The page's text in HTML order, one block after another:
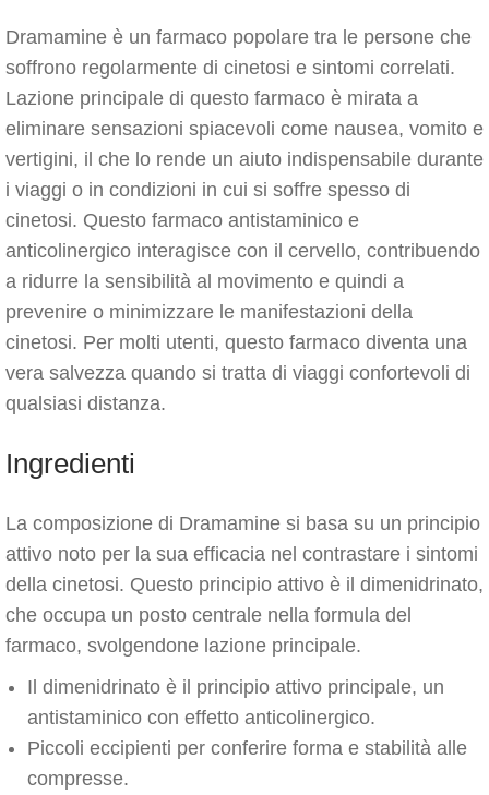
Dramamine è un farmaco popolare tra le persone che
soffrono regolarmente di cinetosi e sintomi correlati.
Lazione principale di questo farmaco è mirata a
eliminare sensazioni spiacevoli come nausea, vomito e
vertigini, il che lo rende un aiuto indispensabile durante
i viaggi o in condizioni in cui si soffre spesso di
cinetosi. Questo farmaco antistaminico e
anticolinergico interagisce con il cervello, contribuendo
a ridurre la sensibilità al movimento e quindi a
prevenire o minimizzare le manifestazioni della
cinetosi. Per molti utenti, questo farmaco diventa una
vera salvezza quando si tratta di viaggi confortevoli di
qualsiasi distanza.
Ingredienti
La composizione di Dramamine si basa su un principio
attivo noto per la sua efficacia nel contrastare i sintomi
della cinetosi. Questo principio attivo è il dimenidrinato,
che occupa un posto centrale nella formula del
farmaco, svolgendone lazione principale.
Il dimenidrinato è il principio attivo principale, un
antistaminico con effetto anticolinergico.
Piccoli eccipienti per conferire forma e stabilità alle
compresse.